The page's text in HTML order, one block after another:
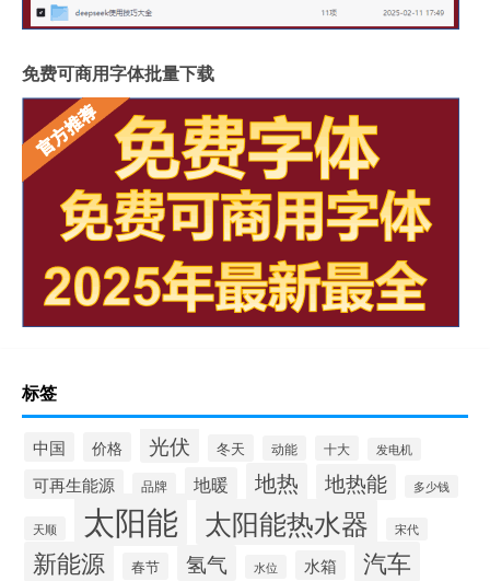
免费可商用字体批量下载
标签
中国 价格 光伏 冬天 动能 十大 发电机
可再生能源 品牌 地暖 地热 地热能 多少钱
天顺 太阳能 太阳能热水器 宋代
新能源 春节 氢气 水位 水箱 汽车